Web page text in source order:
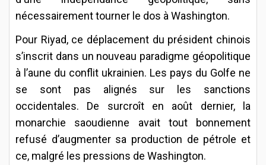
nécessairement tourner le dos à Washington.
Pour Riyad, ce déplacement du président chinois
s’inscrit dans un nouveau paradigme géopolitique
à l’aune du conflit ukrainien. Les pays du Golfe ne
se sont pas alignés sur les sanctions
occidentales. De surcroît en août dernier, la
monarchie saoudienne avait tout bonnement
refusé d’augmenter sa production de pétrole et
ce, malgré les pressions de Washington.